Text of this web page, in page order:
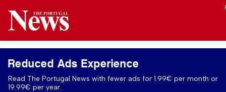
Reduced Ads Experience
Read The Portugal News with fewer ads for 1.99€ per month or
19.99€ per year.